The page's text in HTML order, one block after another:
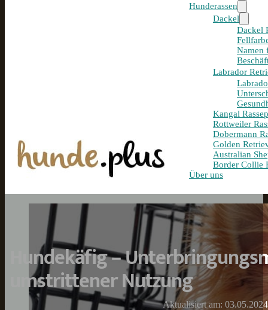
Hunderassen
Dackel
Dackel
Namen
Labrador
Kangal
Rottweiler
Dobermann
Golden
Australian
Border Collie
Über uns
Hundekäfig –
umstrittener Nutzung
Aktualisiert am: 03.05.2024